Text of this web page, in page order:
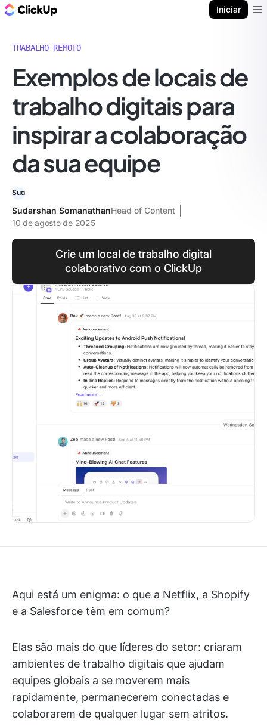
Iniciar
TRABALHO REMOTO
Exemplos de locais de
trabalho digitais para
inspirar a colaboração
da sua equipe
Sudarshan SomanathanHead of Content
10 de agosto de 2025
Crie um local de trabalho digital
colaborativo com o ClickUp
Aqui está um enigma: o que a Netflix, a Shopify
e a Salesforce têm em comum?
Elas são mais do que líderes do setor: criaram
ambientes de trabalho digitais que ajudam
equipes globais a se moverem mais
rapidamente, permanecerem conectadas e
colaborarem de qualquer lugar sem atritos.